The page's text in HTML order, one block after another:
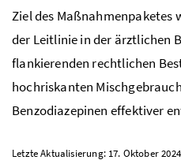
Ziel des Maßnahmenpaketes
der Leitlinie in der ärztlichen
flankierenden rechtlichen
hochriskanten
Benzodiazepinen effektiver
Letzte Aktualisierung: 17. Oktober 2024